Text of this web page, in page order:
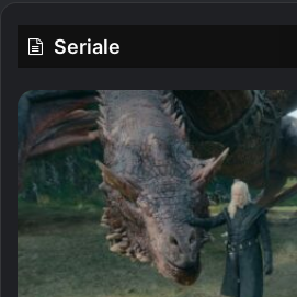
Seriale